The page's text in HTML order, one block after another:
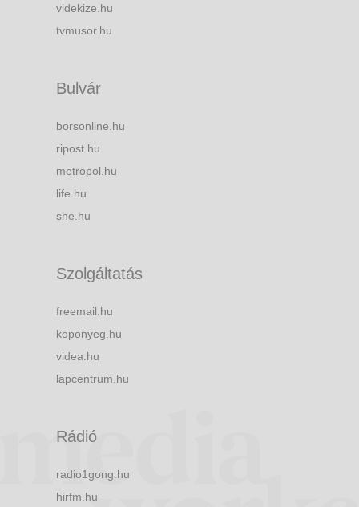
videkize.hu
tvmusor.hu
Bulvár
borsonline.hu
ripost.hu
metropol.hu
life.hu
she.hu
Szolgáltatás
freemail.hu
koponyeg.hu
videa.hu
lapcentrum.hu
Rádió
radio1gong.hu
hirfm.hu